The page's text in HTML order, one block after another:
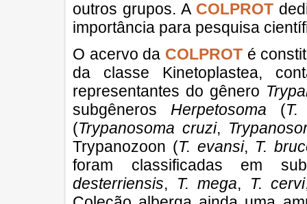
outros grupos. A COLPROT
importância para pesquisa
O acervo da COLPROTé
da classe Kinetoplastea,
representantes do gênero
subgêneros Herpetosoma (T.
(Trypanosoma cruzi,
Trypanozoon (T. evansi, T.
foram classificadas em
desterriensis, T. mega, T. cervi